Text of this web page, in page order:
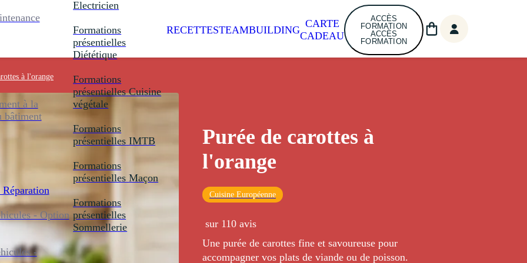
à la
bâtiment
- Option
-
Electricien
Formations
présentielles
Diététique
Formations
présentielles Cuisine
végétale
Formations
présentielles IMTB
Formations
présentielles Maçon
Formations
présentielles
Sommellerie
RECETTESTEAMBUILDING
CARTE
CADEAU
ACCÈS
FORMATION
ACCÈS
FORMATION
à l'orange
Purée de carottes à
l'orange
Cuisine Européenne
sur 110 avis
Une purée de carottes fine et savoureuse pour
accompagner vos plats de viande ou de poisson.